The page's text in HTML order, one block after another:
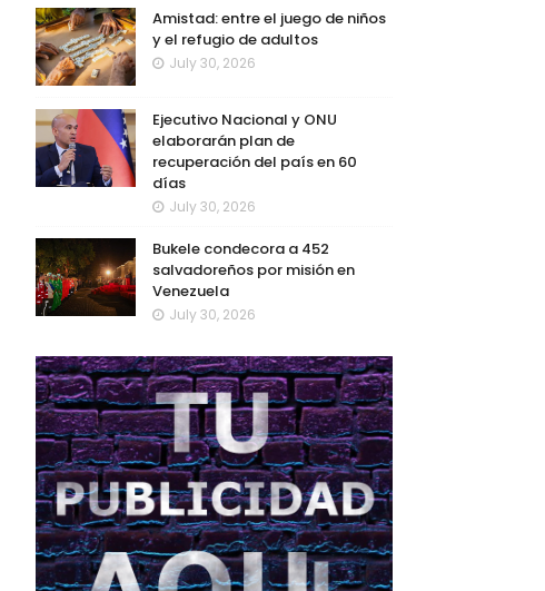
Amistad: entre el juego de niños
y el refugio de adultos
July 30, 2026
Ejecutivo Nacional y ONU
elaborarán plan de
recuperación del país en 60
días
July 30, 2026
Bukele condecora a 452
salvadoreños por misión en
Venezuela
July 30, 2026